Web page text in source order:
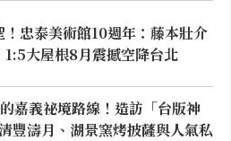
！忠泰美術館10週年：藤本壯介
1:5大屋根8月震撼空降台北
嘉義祕境路線！造訪「台版神
豐濤月、湖景窯烤披薩與人氣私